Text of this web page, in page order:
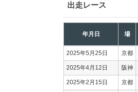
出走レース
年月日 場
2025年5月25日 京都
2025年4月12日 阪神
2025年2月15日 京都